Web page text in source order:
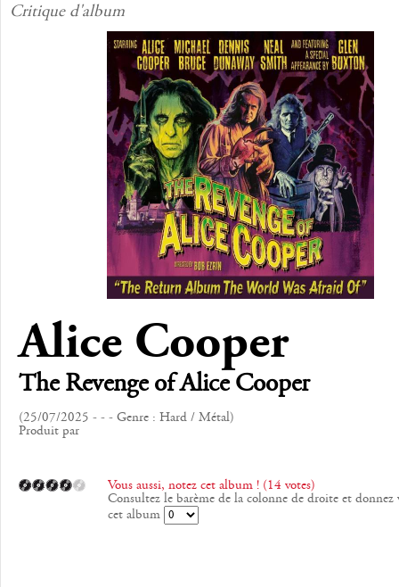
Critique d'album
Alice Cooper
The Revenge of Alice Cooper
(25/07/2025 - - - Genre : Hard / Métal)
Produit par
Vous aussi, notez cet album ! (14 votes)
Consultez le barème de la colonne de droite et donnez
cet album